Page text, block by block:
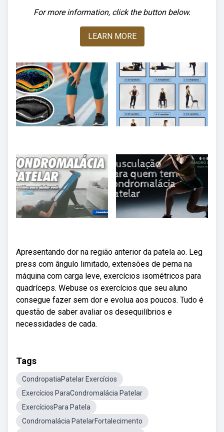
For more information, click the button below.
LEARN MORE
Apresentando dor na região anterior da patela ao. Leg
press com ângulo limitado, extensões de perna na
máquina com carga leve, exercícios isométricos para
quadríceps. Webuse os exercícios que seu aluno
consegue fazer sem dor e evolua aos poucos. Tudo é
questão de saber avaliar os desequilíbrios e
necessidades de cada.
Tags
CondropatiaPatelar Exercícios
Exercícios ParaCondromalácia Patelar
ExercíciosPara Patela
Condromalácia PatelarFortalecimento